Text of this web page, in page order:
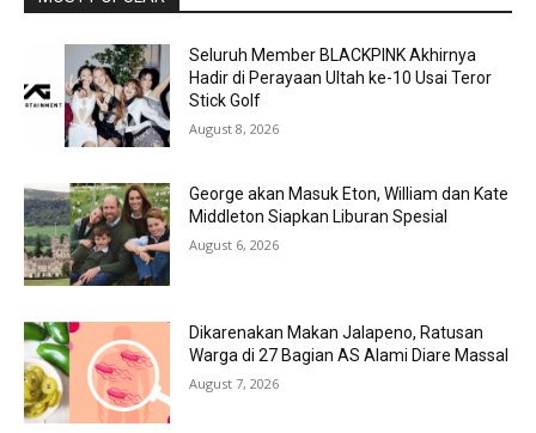
Seluruh Member BLACKPINK Akhirnya
Hadir di Perayaan Ultah ke-10 Usai Teror
Stick Golf
August 8, 2026
George akan Masuk Eton, William dan Kate
Middleton Siapkan Liburan Spesial
August 6, 2026
Dikarenakan Makan Jalapeno, Ratusan
Warga di 27 Bagian AS Alami Diare Massal
August 7, 2026